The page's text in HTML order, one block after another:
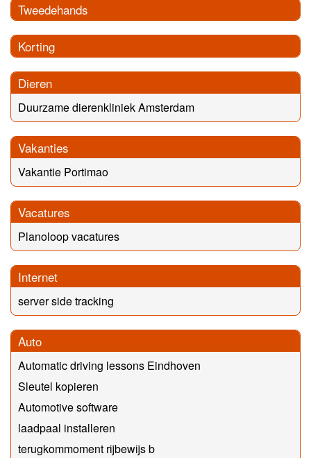
Tweedehands
Korting
Dieren
Duurzame dierenkliniek Amsterdam
Vakanties
Vakantie Portimao
Vacatures
Planoloop vacatures
Internet
server side tracking
Auto
Automatic driving lessons Eindhoven
Sleutel kopieren
Automotive software
laadpaal installeren
terugkommoment rijbewijs b